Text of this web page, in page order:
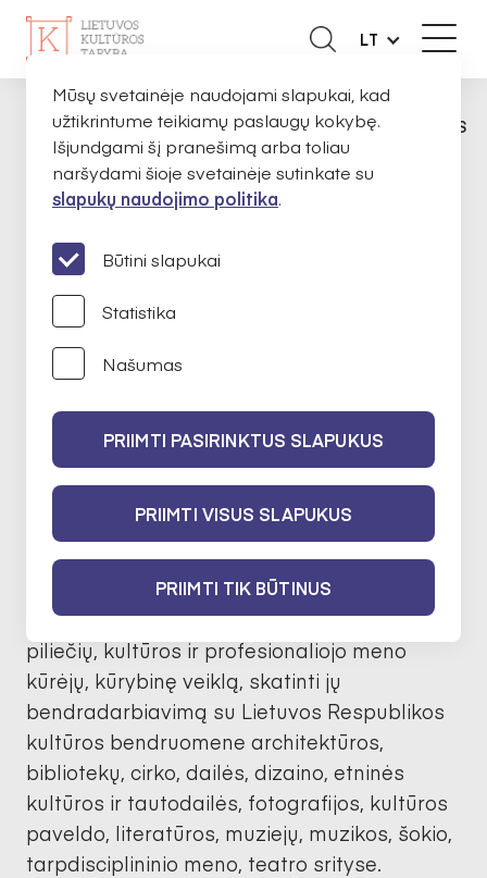
LT
PAGRINDINISKŪRĖJAMS SKIRTOS STIPENDIJOS
KŪRĖJAMS
STIPENDIJOS UKRAINOS
KULTŪROS IR MENO
KŪRĖJAMS 2023 10 03
Apie
Stipendijų tikslas yra palaikyti Ukrainos
piliečių, kultūros ir profesionaliojo meno
kūrėjų, kūrybinę veiklą, skatinti jų
bendradarbiavimą su Lietuvos Respublikos
kultūros bendruomene architektūros,
bibliotekų, cirko, dailės, dizaino, etninės
kultūros ir tautodailės, fotografijos, kultūros
paveldo, literatūros, muziejų, muzikos, šokio,
tarpdisciplininio meno, teatro srityse.
Mūsų svetainėje naudojami slapukai, kad
užtikrintume teikiamų paslaugų kokybę.
Išjundgami šį pranešimą arba toliau
naršydami šioje svetainėje sutinkate su
slapukų naudojimo politika.
Būtini slapukai
Statistika
Našumas
PRIIMTI PASIRINKTUS SLAPUKUS
PRIIMTI VISUS SLAPUKUS
PRIIMTI TIK BŪTINUS